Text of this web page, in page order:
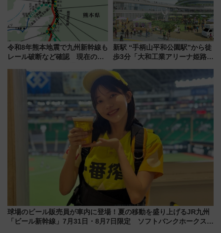
令和8年熊本地震で九州新幹線も
レール破断など確認 現在の運
新駅 “手柄山平和公園駅”から徒
歩3分「大和工業アリーナ姫路」
大相撲巡業など 豪華イベントと
アクセス
球場のビール販売員が車内に登場！夏の移動を盛り上げるJR九州
「ビール新幹線」7月31日・8月7日限定 ソフトバンクホークスと